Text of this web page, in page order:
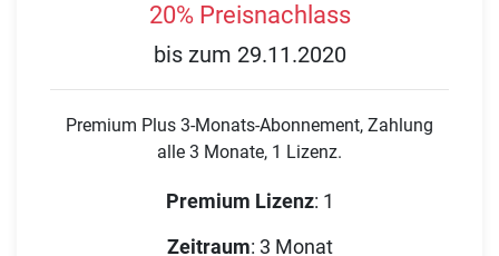
20% Preisnachlass
bis zum 29.11.2020
Premium Plus 3-Monats-Abonnement, Zahlung
alle 3 Monate, 1 Lizenz.
Premium Lizenz: 1
Zeitraum: 3 Monat